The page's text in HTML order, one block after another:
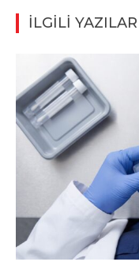
İLGİLİ YAZILAR